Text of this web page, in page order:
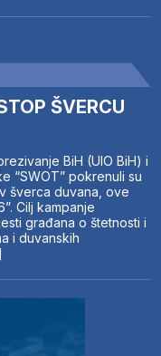
ŠVERCU
BiH (UIO BiH) i
“SWOT” pokrenuli su
šverca duvana, ove
Cilj kampanje
građana o štetnosti i
i duvanskih